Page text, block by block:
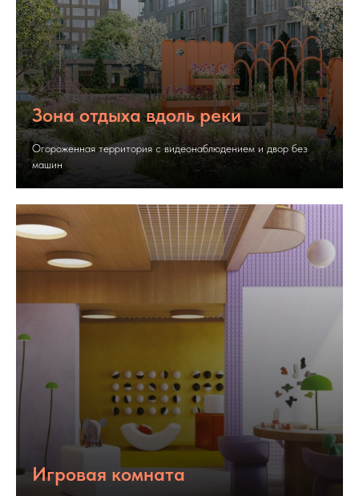
Зона отдыха вдоль реки
Огороженная территория с видеонаблюдением и двор без
машин
Игровая комната